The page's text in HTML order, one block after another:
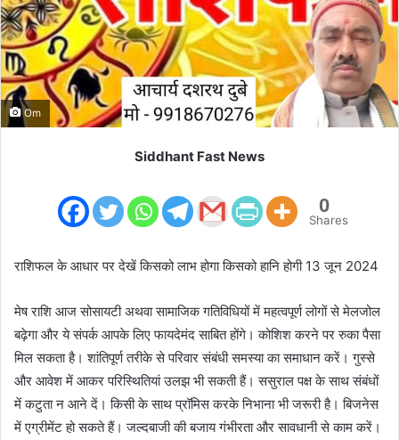
m
a
i
l
Om
Siddhant Fast News
0
Shares
राशिफल के आधार पर देखें किसको लाभ होगा किसको हानि होगी 13 जून 2024
मेष राशि आज सोसायटी अथवा सामाजिक गतिविधियों में महत्वपूर्ण लोगों से मेलजोल
बढ़ेगा और ये संपर्क आपके लिए फायदेमंद साबित होंगे। कोशिश करने पर रुका पैसा
मिल सकता है। शांतिपूर्ण तरीके से परिवार संबंधी समस्या का समाधान करें। गुस्से
और आवेश में आकर परिस्थितियां उलझ भी सकती हैं। ससुराल पक्ष के साथ संबंधों
में कटुता न आने दें। किसी के साथ प्रॉमिस करके निभाना भी जरूरी है। बिजनेस
में एग्रीमेंट हो सकते हैं। जल्दबाजी की बजाय गंभीरता और सावधानी से काम करें।